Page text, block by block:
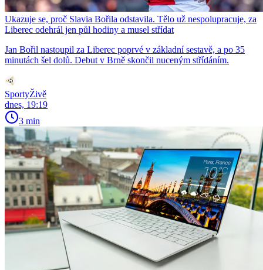
Ukazuje se, proč Slavia Bořila odstavila. Tělo už nespolupracuje, za
Liberec odehrál jen půl hodiny a musel střídat
Jan Bořil nastoupil za Liberec poprvé v základní sestavě, a po 35
minutách šel dolů. Debut v Brně skončil nuceným střídáním.
SportyŽivě
dnes, 19:19
3 min